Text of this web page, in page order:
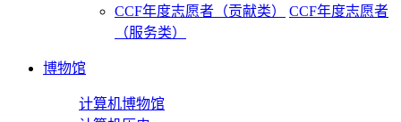
CCF年度志愿者（贡献类）
CCF年度志愿者
（服务类）
博物馆
计算机博物馆